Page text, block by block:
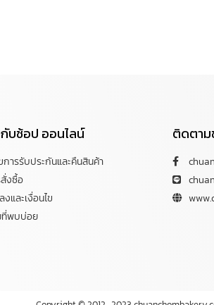
กับช้อป ออนไลน์
การรับประกันและคืนสินค้า
งซื้อ
และเงื่อนไข
ที่พบบ่อย
ติดตาม